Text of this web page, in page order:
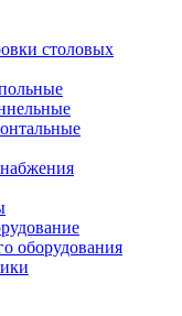
столовых
оборудования